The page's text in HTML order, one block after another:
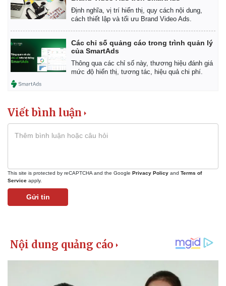
Pháp luật
Vụ án
Định nghĩa, vị trí hiển thị, quy cách nội dung,
cách thiết lập và tối ưu Brand Video Ads.
Các chỉ số quảng cáo trong trình quản lý
của SmartAds
Thông qua các chỉ số này, thương hiệu đánh giá
mức độ hiển thị, tương tác, hiệu quả chi phí.
Viết bình luận
This site is protected by reCAPTCHA and the Google Privacy Policy and Terms of
Service apply.
Gửi tin